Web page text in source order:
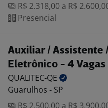
R$ 2.318,00 a R$
Presencial
Auxiliar / Assistente
Eletrônico - 4 Vagas
QUALITEC-QE
Guarulhos - SP
R$ 2.500,00 a R$